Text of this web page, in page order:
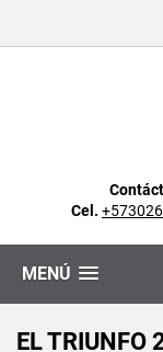
Cel.
MENÚ
EL TRIUNFO